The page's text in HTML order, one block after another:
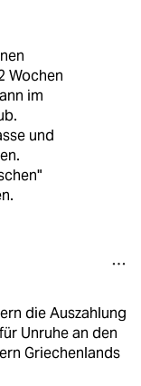
Wochen
im
und
die Auszahlung
Unruhe an den
Griechenlands